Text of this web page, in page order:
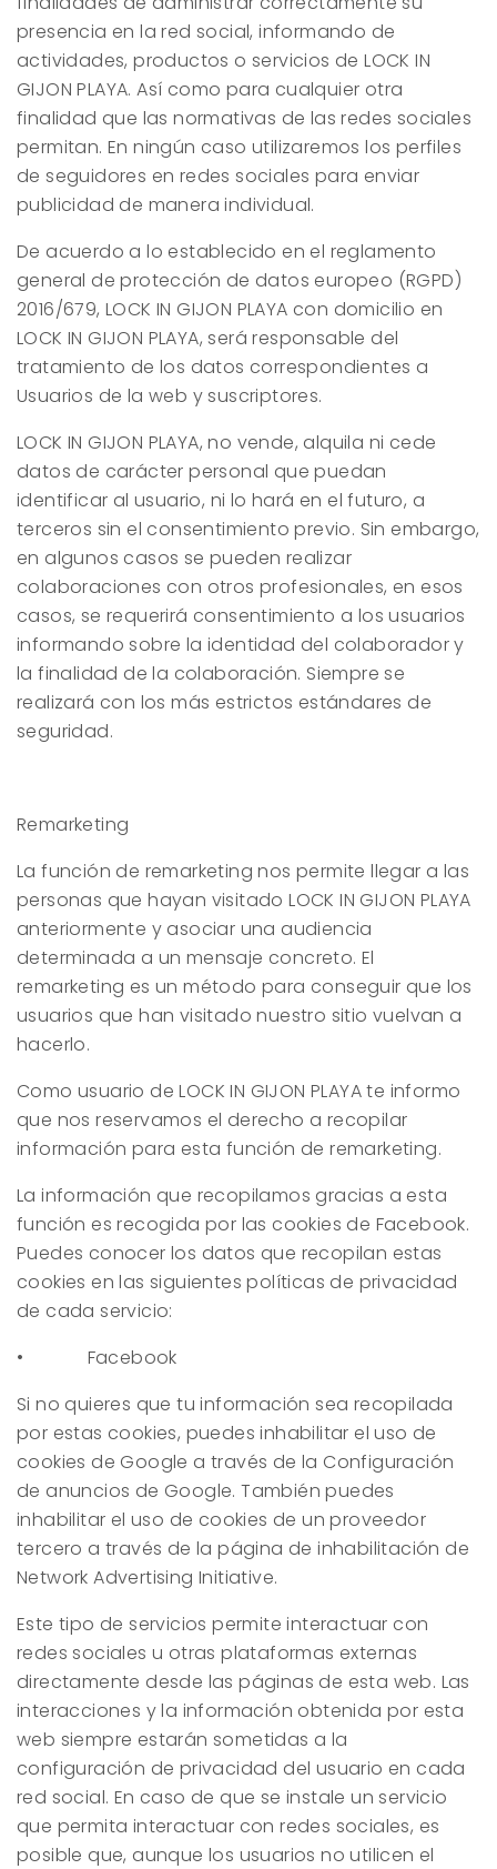
presencia en la red social, informando de
actividades, productos o servicios deLOCK IN
GIJON PLAYA. Así como para cualquier otra
finalidad que las normativas de las redes sociales
permitan. En ningún caso utilizaremos los perfiles
de seguidores en redes sociales para enviar
publicidad de manera individual.
De acuerdo a lo establecido en el reglamento
general de protección de datos europeo (RGPD)
2016/679,LOCK IN GIJON PLAYA con domicilio en
LOCK IN GIJON PLAYA, será responsable del
tratamiento de los datos correspondientes a
Usuarios de la web y suscriptores.
LOCK IN GIJON PLAYA, no vende, alquila ni cede
datos de carácter personal que puedan
identificar al usuario, ni lo hará en el futuro, a
terceros sin el consentimiento previo. Sin embargo,
en algunos casos se pueden realizar
colaboraciones con otros profesionales, en esos
casos, se requerirá consentimiento a los usuarios
informando sobre la identidad del colaborador y
la finalidad de la colaboración. Siempre se
realizará con los más estrictos estándares de
seguridad.
Remarketing
La función de remarketing nos permite llegar a las
personas que hayan visitadoLOCK IN GIJON PLAYA
anteriormente y asociar una audiencia
determinada a un mensaje concreto. El
remarketing es un método para conseguir que los
usuarios que han visitado nuestro sitio vuelvan a
hacerlo.
Como usuario deLOCK IN GIJON PLAYAte informo
que nos reservamos el derecho a recopilar
información para esta función de remarketing.
La información que recopilamos gracias a esta
función es recogida por las cookies de Facebook.
Puedes conocer los datos que recopilan estas
cookies en las siguientes políticas de privacidad
de cada servicio:
• Facebook
Si no quieres que tu información sea recopilada
por estas cookies, puedes inhabilitar el uso de
cookies de Google a través de la Configuración
de anuncios de Google. También puedes
inhabilitar el uso de cookies de un proveedor
tercero a través de la página de inhabilitación de
Network Advertising Initiative.
Este tipo de servicios permite interactuar con
redes sociales u otras plataformas externas
directamente desde las páginas de esta web. Las
interacciones y la información obtenida por esta
web siempre estarán sometidas a la
configuración de privacidad del usuario en cada
red social. En caso de que se instale un servicio
que permita interactuar con redes sociales, es
posible que, aunque los usuarios no utilicen el